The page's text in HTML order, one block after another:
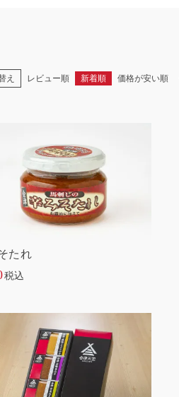
え レビュー順 新着順 価格が安い順
たれ
税込